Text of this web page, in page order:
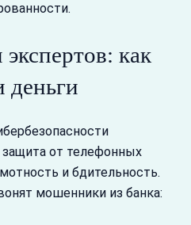
как
деньги
от телефонных
и бдительность.
мошенники из банка: